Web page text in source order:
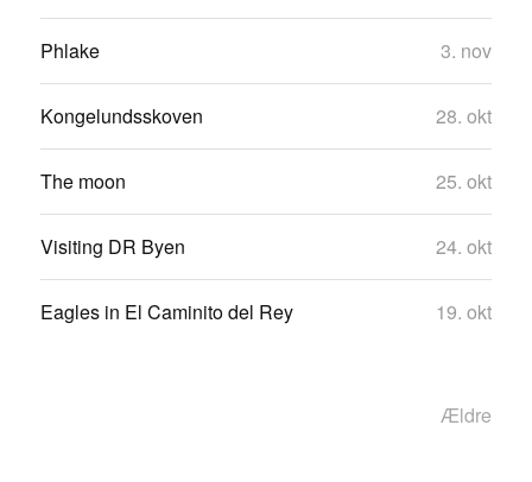
Phlake 3. nov
Kongelundsskoven 28. okt
The moon 25. okt
Visiting DR Byen 24. okt
Eagles in El Caminito del Rey 19. okt
Ældre